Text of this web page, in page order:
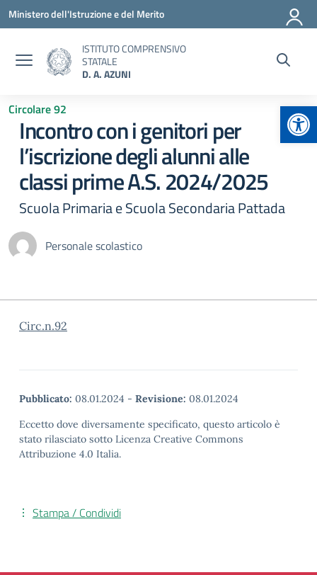
Vai ai contenuti
Vai al menu di navigazione
Vai al footer
Ministero dell'Istruzione e del Merito
ISTITUTO COMPRENSIVO
STATALE
D. A. AZUNI
Circolare 92
Incontro con i genitori per
l’iscrizione degli alunni alle
classi prime A.S. 2024/2025
Scuola Primaria e Scuola Secondaria Pattada
Personale scolastico
Circ.n.92
Pubblicato: 08.01.2024 - Revisione: 08.01.2024
Eccetto dove diversamente specificato, questo articolo è
stato rilasciato sotto Licenza Creative Commons
Attribuzione 4.0 Italia.
Stampa / Condividi